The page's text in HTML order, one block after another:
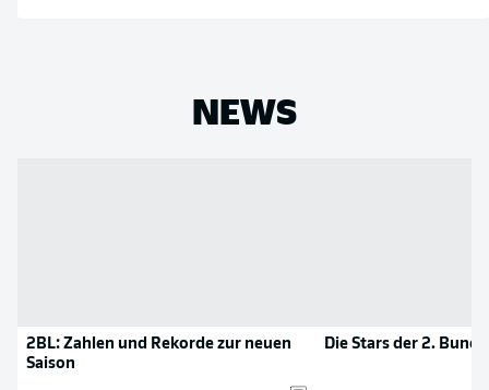
NEWS
2BL: Zahlen und Rekorde zur neuen
Saison
Die Stars der 2.